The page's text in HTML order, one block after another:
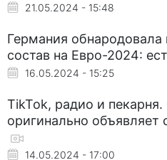
21.05.2024 - 15:48
Германия обнародовала
состав на Евро-2024:
16.05.2024 - 15:25
TikTok, радио и
оригинально объявляет
14.05.2024 - 17:00